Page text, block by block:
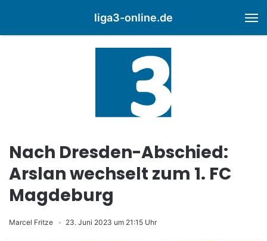
liga3-online.de
Nach Dresden-Abschied:
Arslan wechselt zum 1. FC
Magdeburg
Marcel Fritze 23. Juni 2023 um 21:15 Uhr